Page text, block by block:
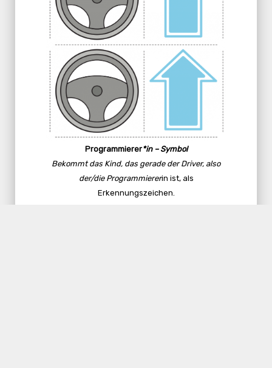
Programmierer*in – Symbol
Bekommt das Kind, das gerade der Driver, also
der/die Programmiererin ist, als
Erkennungszeichen.